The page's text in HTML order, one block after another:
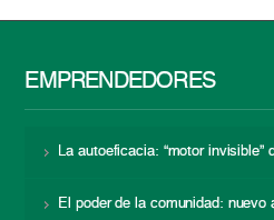
EMPRENDEDORES
La autoeficacia: “motor invisible”
El poder de la comunidad: nuevo